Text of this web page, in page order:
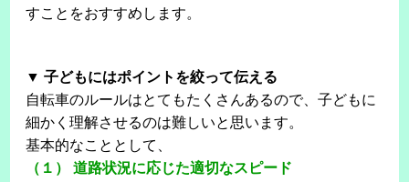
すことをおすすめします。
▼ 子どもにはポイントを絞って伝える
自転車のルールはとてもたくさんあるので、子どもに
細かく理解させるのは難しいと思います。
基本的なこととして、
（１） 道路状況に応じた適切なスピード